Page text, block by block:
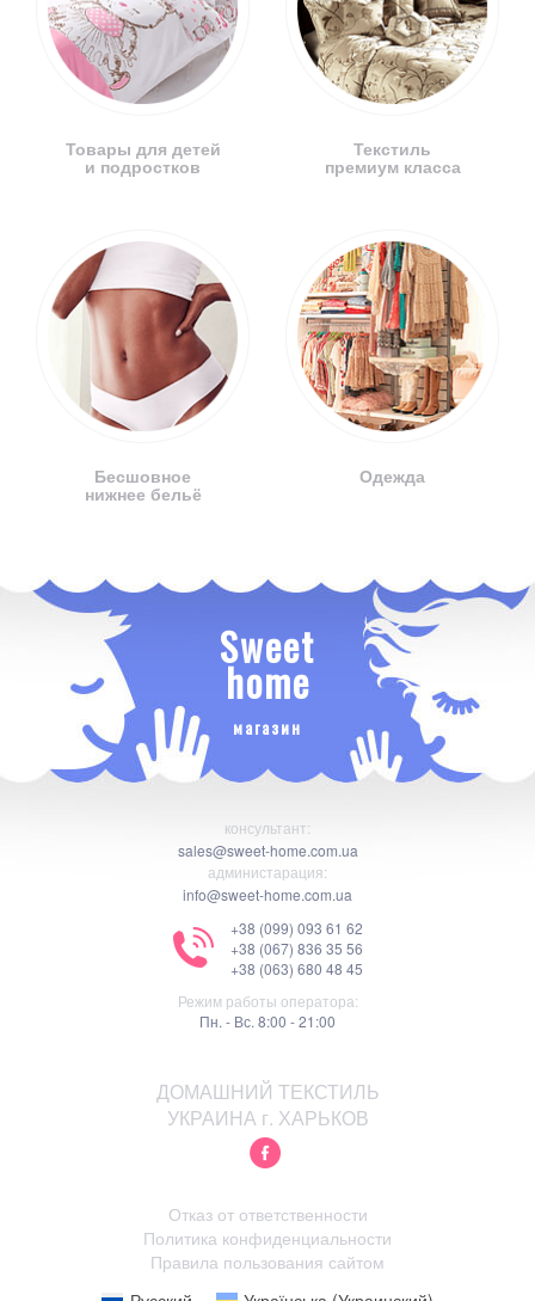
Товары для детей
и подростков
Бесшовное
нижнее бельё
Текстиль
премиум класса
Одежда
Sweet
home
магазин
консультант:
sales@sweet-home.com.ua
администарация:
info@sweet-home.com.ua
+38 (099) 093 61 62
+38 (067) 836 35 56
+38 (063) 680 48 45
Режим работы оператора:
Пн. - Вс. 8:00 - 21:00
ДОМАШНИЙ ТЕКСТИЛЬ
УКРАИНА г. ХАРЬКОВ
Отказ от ответственности
Политика конфиденциальности
Правила пользования сайтом